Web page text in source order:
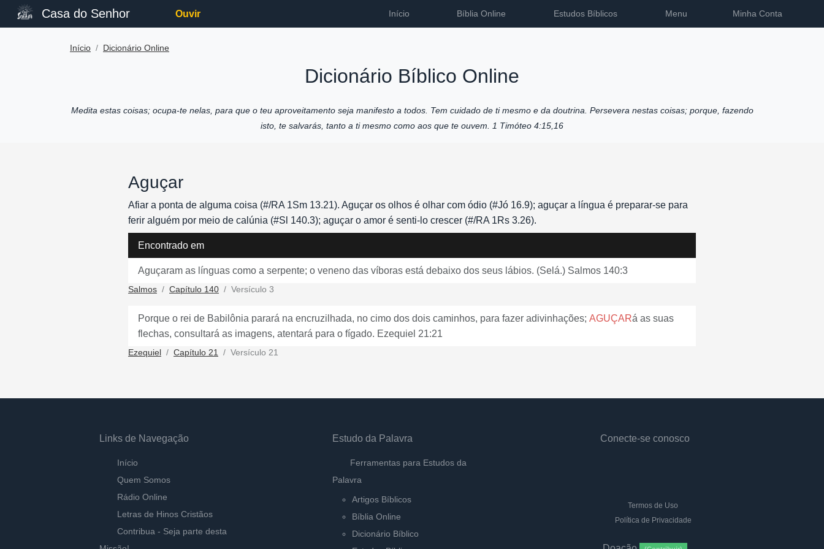
Casa do Senhor Ouvir Início Bíblia Online Estudos Bíblicos Menu Minha Conta
Início Dicionário Online
Dicionário Bíblico Online
Medita estas coisas; ocupa-te nelas, para que o teu aproveitamento seja manifesto a todos. Tem cuidado de ti mesmo e da doutrina. Persevera nestas coisas; porque, fazendo
isto, te salvarás, tanto a ti mesmo como aos que te ouvem. 1 Timóteo 4:15,16
Aguçar
Afiar a ponta de alguma coisa (#/RA 1Sm 13.21). Aguçar os olhos é olhar com ódio (#Jó 16.9); aguçar a língua é preparar-se para
ferir alguém por meio de calúnia (#Sl 140.3); aguçar o amor é senti-lo crescer (#/RA 1Rs 3.26).
Encontrado em
Aguçaram as línguas como a serpente; o veneno das víboras está debaixo dos seus lábios. (Selá.) Salmos 140:3
Salmos Capítulo 140 Versículo 3
Porque o rei de Babilônia parará na encruzilhada, no cimo dos dois caminhos, para fazer adivinhações; AGUÇARá as suas
flechas, consultará as imagens, atentará para o fígado. Ezequiel 21:21
Ezequiel Capítulo 21 Versículo 21
Links de Navegação
Início
Quem Somos
Rádio Online
Letras de Hinos Cristãos
Contribua - Seja parte desta
Estudo da Palavra
Ferramentas para Estudos da
Palavra
Artigos Bíblicos
Bíblia Online
Dicionário Bíblico
Conecte-se conosco
Termos de Uso
Política de Privacidade